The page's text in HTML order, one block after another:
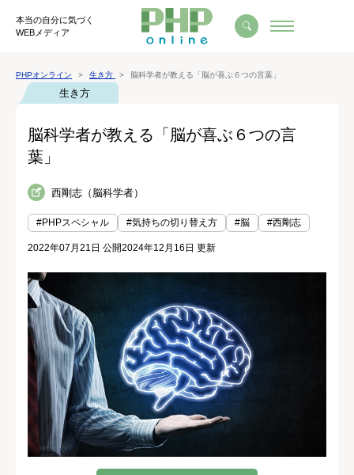
本当の自分に気づく
WEBメディア
PHPオンライン 生き方 脳科学者が教える「脳が喜ぶ６つの言葉」
生き方
脳科学者が教える「脳が喜ぶ６つの言
葉」
西剛志（脳科学者）
#PHPスペシャル #気持ちの切り替え方 #脳 #西剛志
2022年07月21日 公開2024年12月16日 更新